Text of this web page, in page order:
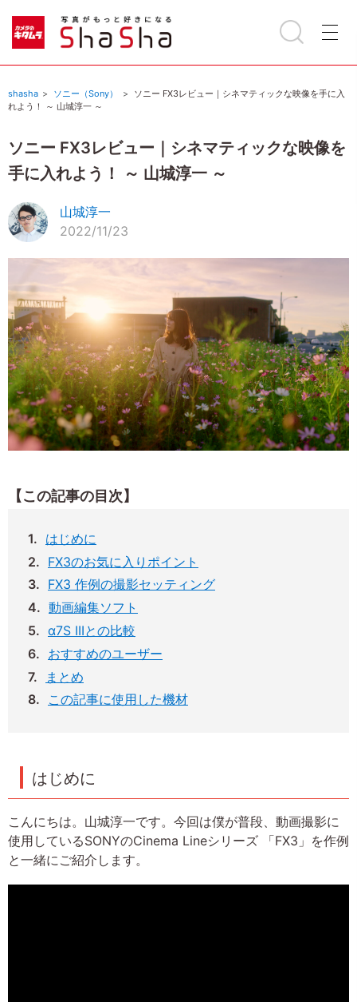
shasha ソニー（Sony）
ソニー FX3レビュー｜シネマティックな映像を手に入
れよう！ ～ 山城淳一 ～
ソニー FX3レビュー｜シネマティックな映像を
手に入れよう！ ～ 山城淳一 ～
山城淳一
2022/11/23
【この記事の目次】
はじめに
FX3のお気に入りポイント
FX3 作例の撮影セッティング
動画編集ソフト
α7S IIIとの比較
おすすめのユーザー
まとめ
この記事に使用した機材
はじめに
こんにちは。山城淳一です。今回は僕が普段、動画撮影に
使用しているSONYのCinema Lineシリーズ 「FX3」を作例
と一緒にご紹介します。